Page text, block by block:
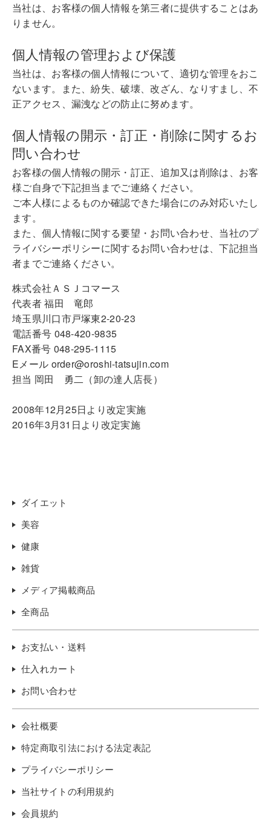
当社は、お客様の個人情報を第三者に提供することはあ
りません。
個人情報の管理および保護
当社は、お客様の個人情報について、適切な管理をおこ
ないます。また、紛失、破壊、改ざん、なりすまし、不
正アクセス、漏洩などの防止に努めます。
個人情報の開示・訂正・削除に関するお
問い合わせ
お客様の個人情報の開示・訂正、追加又は削除は、お客
様ご自身で下記担当までご連絡ください。
ご本人様によるものか確認できた場合にのみ対応いたし
ます。
また、個人情報に関する要望・お問い合わせ、当社のプ
ライバシーポリシーに関するお問い合わせは、下記担当
者までご連絡ください。
株式会社ＡＳＪコマース
代表者 福田 竜郎
埼玉県川口市戸塚東2-20-23
電話番号 048-420-9835
FAX番号 048-295-1115
Eメール order@oroshi-tatsujin.com
担当 岡田 勇二（卸の達人店長）
2008年12月25日より改定実施
2016年3月31日より改定実施
ダイエット
美容
健康
雑貨
メディア掲載商品
全商品
お支払い・送料
仕入れカート
お問い合わせ
会社概要
特定商取引法における法定表記
プライバシーポリシー
当社サイトの利用規約
会員規約